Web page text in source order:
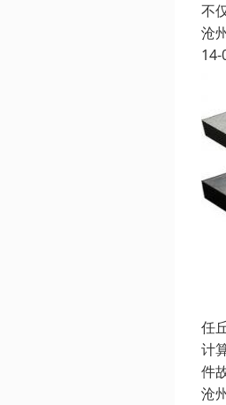
不
沧
14-
任
计
件
沧